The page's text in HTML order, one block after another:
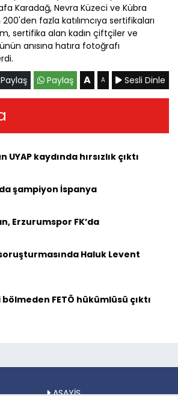
Karadağ, Nevra Küzeci ve Kübra
fazla katılımcıya sertifikaları
sertifika alan kadın çiftçiler ve
anısına hatıra fotoğrafı
Paylaş Paylaş A A Sesli Dinle
UYAP kaydında hırsızlık çıktı
şampiyon İspanya
Erzurumspor FK’da
Haluk Levent
FETÖ hükümlüsü çıktı
ASAYİŞ